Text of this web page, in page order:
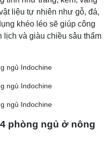
liệu tự nhiên như gỗ, đá,
khéo léo sẽ giúp công
lịch và giàu chiều sâu thẩm
phòng ngủ ở nông